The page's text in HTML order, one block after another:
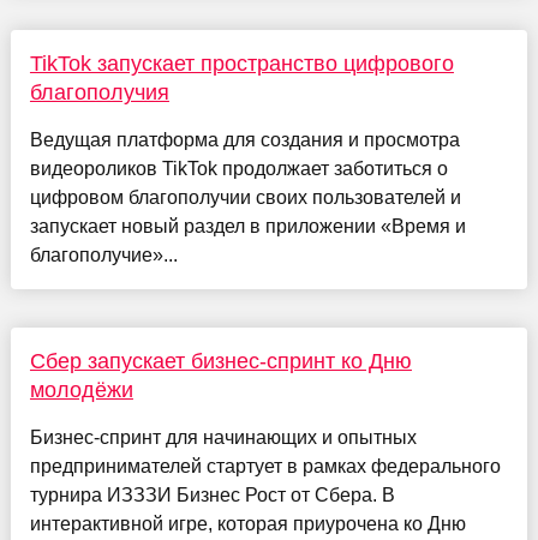
TikTok запускает пространство цифрового
благополучия
Ведущая платформа для создания и просмотра
видеороликов TikTok продолжает заботиться о
цифровом благополучии своих пользователей и
запускает новый раздел в приложении «Время и
благополучие»...
Сбер запускает бизнес-спринт ко Дню
молодёжи
Бизнес-спринт для начинающих и опытных
предпринимателей стартует в рамках федерального
турнира ИЗЗЗИ Бизнес Рост от Сбера. В
интерактивной игре, которая приурочена ко Дню